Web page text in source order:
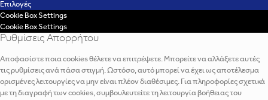
Επιλογές
Cookie Box Settings
Cookie Box Settings
Ρυθμίσεις Απορρήτου
Αποφασίστε ποια cookies θέλετε να επιτρέψετε. Μπορείτε να αλλάξετε αυτές
τις ρυθμίσεις ανά πάσα στιγμή. Ωστόσο, αυτό μπορεί να έχει ως αποτέλεσμα
ορισμένες λειτουργίες να μην είναι πλέον διαθέσιμες. Για πληροφορίες σχετικά
με τη διαγραφή των cookies, συμβουλευτείτε τη λειτουργία βοήθειας του